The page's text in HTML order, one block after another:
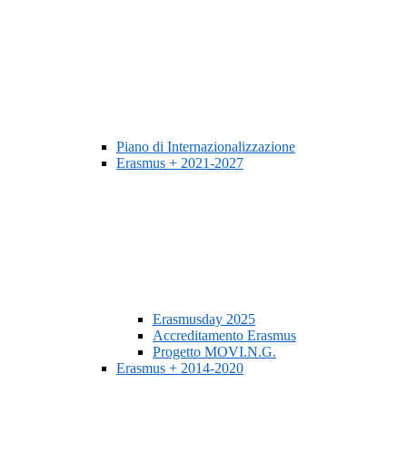
Piano di Internazionalizzazione
Erasmus + 2021-2027
Erasmusday 2025
Accreditamento Erasmus
Progetto MOVI.N.G.
Erasmus + 2014-2020